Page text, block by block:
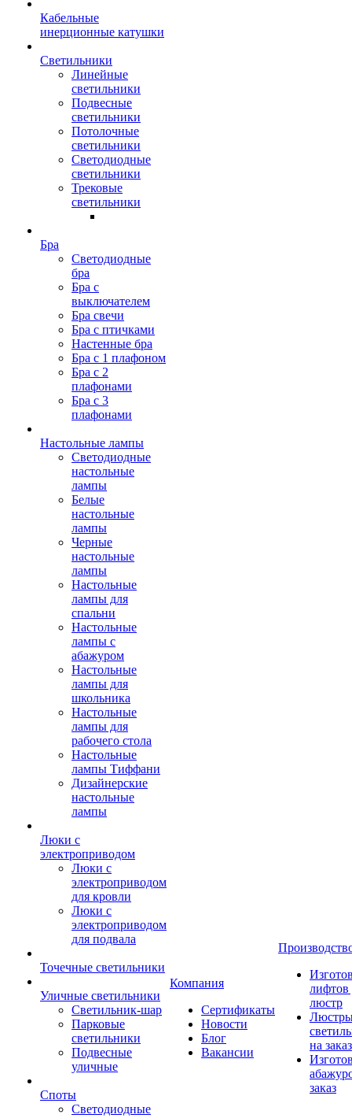
Кабельные
инерционные катушки
Светильники
Линейные
светильники
Подвесные
светильники
Потолочные
светильники
Светодиодные
светильники
Трековые
светильники
Бра
Светодиодные
бра
Бра с
выключателем
Бра свечи
Бра с птичками
Настенные бра
Бра с 1 плафоном
Бра с 2
плафонами
Бра с 3
плафонами
Настольные лампы
Светодиодные
настольные
лампы
Белые
настольные
лампы
Черные
настольные
лампы
Настольные
лампы для
спальни
Настольные
лампы с
абажуром
Настольные
лампы для
школьника
Настольные
лампы для
рабочего стола
Настольные
лампы Тиффани
Дизайнерские
настольные
лампы
Люки с
электроприводом
Люки с
электроприводом
для кровли
Люки с
электроприводом
для подвала
Точечные светильники
Уличные светильники
Светильник-шар
Парковые
светильники
Подвесные
уличные
Споты
Светодиодные
Компания
Сертификаты
Новости
Блог
Вакансии
лифтов
люстр
на заказ
заказ